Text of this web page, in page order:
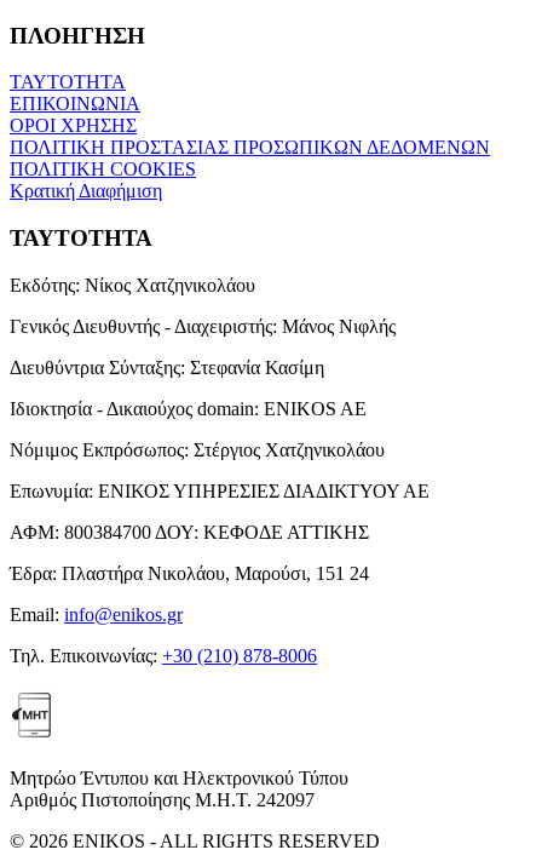
ΠΛΟΗΓΗΣΗ
ΤΑΥΤΟΤΗΤΑ
ΕΠΙΚΟΙΝΩΝΙΑ
ΟΡΟΙ ΧΡΗΣΗΣ
ΠΟΛΙΤΙΚΗ ΠΡΟΣΤΑΣΙΑΣ ΠΡΟΣΩΠΙΚΩΝ ΔΕΔΟΜΕΝΩΝ
ΠΟΛΙΤΙΚΗ COOKIES
Κρατική Διαφήμιση
ΤΑΥΤΟΤΗΤΑ
Εκδότης: Νίκος Χατζηνικολάου
Γενικός Διευθυντής - Διαχειριστής: Μάνος Νιφλής
Διευθύντρια Σύνταξης: Στεφανία Κασίμη
Ιδιοκτησία - Δικαιούχος domain: ENIKOS AE
Νόμιμος Εκπρόσωπος: Στέργιος Χατζηνικολάου
Επωνυμία: ΕΝΙΚΟΣ ΥΠΗΡΕΣΙΕΣ ΔΙΑΔΙΚΤΥΟΥ ΑΕ
ΑΦΜ: 800384700 ΔΟΥ: ΚΕΦΟΔΕ ΑΤΤΙΚΗΣ
Έδρα: Πλαστήρα Νικολάου, Μαρούσι, 151 24
Email: info@enikos.gr
Τηλ. Επικοινωνίας: +30 (210) 878-8006
Μητρώο Έντυπου και Ηλεκτρονικού Τύπου
Αριθμός Πιστοποίησης Μ.Η.Τ. 242097
© 2026 ENIKOS - ALL RIGHTS RESERVED